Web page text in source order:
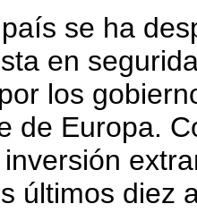
se ha
en
los
de Europa.
últimos diez